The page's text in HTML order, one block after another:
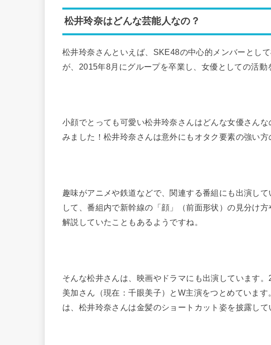
松井玲奈はどんな芸能人なの？
松井玲奈さんといえば、SKE48の中心的メンバーとし
が、2015年8月にグループを卒業し、女優としての活動
小顔でとっても可愛い松井玲奈さんはどんな女優さん
みました！松井玲奈さんは意外にもオタク要素の強い方
趣味がアニメや鉄道などで、関連する番組にも出演し
して、番組内で新幹線の「顔」（前面形状）の見分け
解説していたこともあるようですね。
そんな松井さんは、映画やドラマにも出演しています
美加さん（現在：千眼美子）とW主演をつとめていま
は、松井玲奈さんは金髪のショートカット姿を披露して